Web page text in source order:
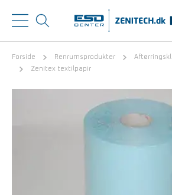
Forside Renrumsprodukter
Zenitex textilpapir